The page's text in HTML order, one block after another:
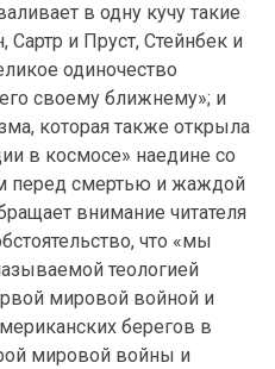
в одну кучу такие
Сартр и Пруст, Стейнбек и
одиночество
своему ближнему»; и
которая также открыла
в космосе» наедине со
перед смертью и жаждой
внимание читателя
что «мы
теологией
мировой войной и
берегов в
мировой войны и